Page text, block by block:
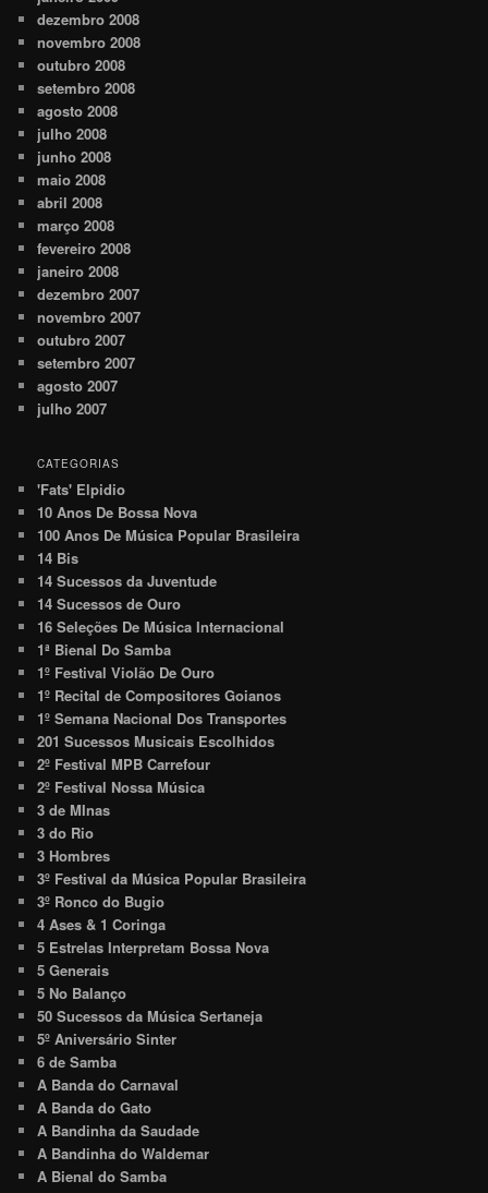
dezembro 2008
novembro 2008
outubro 2008
setembro 2008
agosto 2008
julho 2008
junho 2008
maio 2008
abril 2008
março 2008
fevereiro 2008
janeiro 2008
dezembro 2007
novembro 2007
outubro 2007
setembro 2007
agosto 2007
julho 2007
CATEGORIAS
'Fats' Elpidio
10 Anos De Bossa Nova
100 Anos De Música Popular Brasileira
14 Bis
14 Sucessos da Juventude
14 Sucessos de Ouro
16 Seleções De Música Internacional
1ª Bienal Do Samba
1º Festival Violão De Ouro
1º Recital de Compositores Goianos
1º Semana Nacional Dos Transportes
201 Sucessos Musicais Escolhidos
2º Festival MPB Carrefour
2º Festival Nossa Música
3 de MInas
3 do Rio
3 Hombres
3º Festival da Música Popular Brasileira
3º Ronco do Bugio
4 Ases & 1 Coringa
5 Estrelas Interpretam Bossa Nova
5 Generais
5 No Balanço
50 Sucessos da Música Sertaneja
5º Aniversário Sinter
6 de Samba
A Banda do Carnaval
A Banda do Gato
A Bandinha da Saudade
A Bandinha do Waldemar
A Bienal do Samba